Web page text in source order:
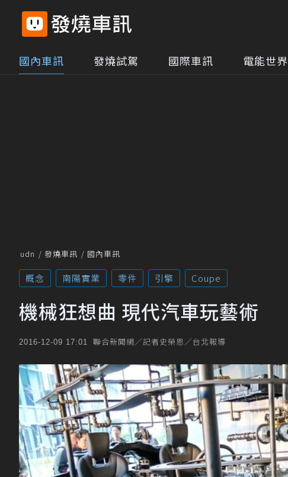
國內車訊 發燒試駕 國際車訊 電能世界
udn 發燒車訊 國內車訊
概念 南陽實業 零件 引擎 Coupe
機械狂想曲 現代汽車玩藝術
2016-12-09 17:01 聯合新聞網／記者史榮恩／台北報導